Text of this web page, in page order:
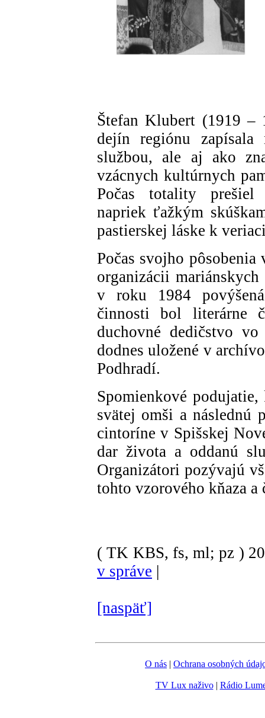
Štefan Klubert (1919 –
dejín regiónu zapísala
službou, ale aj ako
vzácnych kultúrnych
Počas totality prešiel
napriek ťažkým
pastierskej láske k
Počas svojho
organizácii
v roku 1984
činnosti bol literárne
duchovné dedičstvo
dodnes uložené v
Podhradí.
Spomienkové
svätej omši a následnú
cintoríne v Spišskej
dar života a oddanú
Organizátori pozývajú
tohto vzorového kňaza a
( TK KBS, fs, ml; pz )
v správe |
[naspäť]
O nás | Ochrana osobných
TV Lux naživo| Rádio